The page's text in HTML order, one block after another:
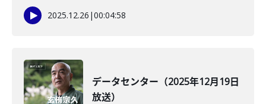
2025.12.26 |00:04:58
データセンター（2025年12月19日
放送）